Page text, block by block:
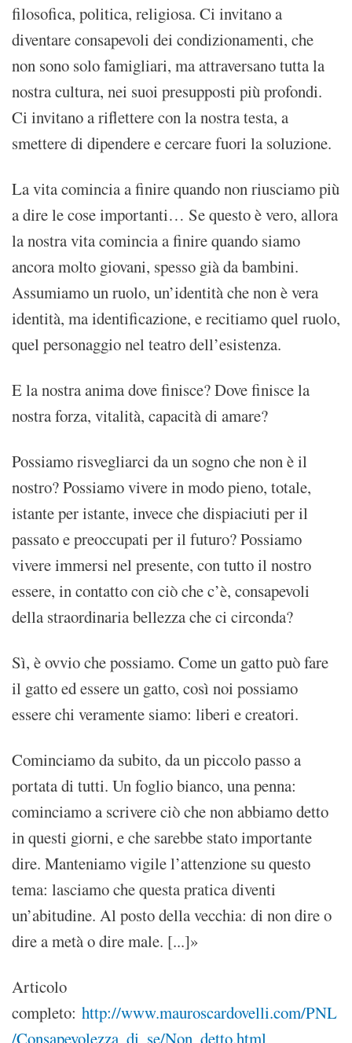
filosofica, politica, religiosa. Ci invitano a
diventare consapevoli dei condizionamenti, che
non sono solo famigliari, ma attraversano tutta la
nostra cultura, nei suoi presupposti più profondi.
Ci invitano a riflettere con la nostra testa, a
smettere di dipendere e cercare fuori la soluzione.
La vita comincia a finire quando non riusciamo più
a dire le cose importanti… Se questo è vero, allora
la nostra vita comincia a finire quando siamo
ancora molto giovani, spesso già da bambini.
Assumiamo un ruolo, un’identità che non è vera
identità, ma identificazione, e recitiamo quel ruolo,
quel personaggio nel teatro dell’esistenza.
E la nostra anima dove finisce? Dove finisce la
nostra forza, vitalità, capacità di amare?
Possiamo risvegliarci da un sogno che non è il
nostro? Possiamo vivere in modo pieno, totale,
istante per istante, invece che dispiaciuti per il
passato e preoccupati per il futuro? Possiamo
vivere immersi nel presente, con tutto il nostro
essere, in contatto con ciò che c’è, consapevoli
della straordinaria bellezza che ci circonda?
Sì, è ovvio che possiamo. Come un gatto può fare
il gatto ed essere un gatto, così noi possiamo
essere chi veramente siamo: liberi e creatori.
Cominciamo da subito, da un piccolo passo a
portata di tutti. Un foglio bianco, una penna:
cominciamo a scrivere ciò che non abbiamo detto
in questi giorni, e che sarebbe stato importante
dire. Manteniamo vigile l’attenzione su questo
tema: lasciamo che questa pratica diventi
un’abitudine. Al posto della vecchia: di non dire o
dire a metà o dire male. [...]»
Articolo
completo: http://www.mauroscardovelli.com/PNL
/Consapevolezza_di_se/Non_detto.html